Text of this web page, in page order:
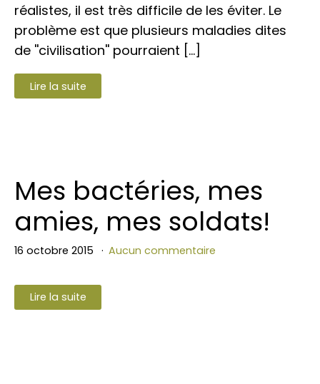
réalistes, il est très difficile de les éviter. Le
problème est que plusieurs maladies dites
de ''civilisation'' pourraient […]
Lire la suite
Mes bactéries, mes
amies, mes soldats!
16 octobre 2015 Aucun commentaire
Lire la suite